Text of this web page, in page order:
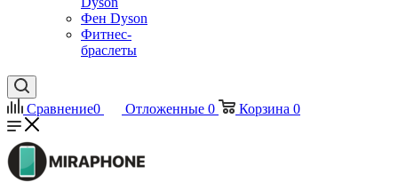
Фен Dyson
Фитнес-
браслеты
Сравнение0 Отложенные 0 Корзина 0